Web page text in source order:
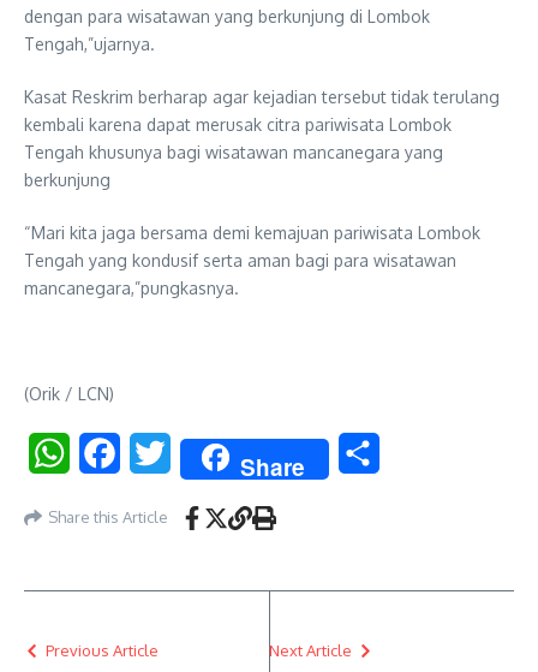
dengan para wisatawan yang berkunjung di Lombok
Tengah,”ujarnya.
Kasat Reskrim berharap agar kejadian tersebut tidak terulang
kembali karena dapat merusak citra pariwisata Lombok
Tengah khusunya bagi wisatawan mancanegara yang
berkunjung
“Mari kita jaga bersama demi kemajuan pariwisata Lombok
Tengah yang kondusif serta aman bagi para wisatawan
mancanegara,”pungkasnya.
(Orik / LCN)
WhatsAppFacebookTwitter Share
Share this Article
Previous Article Next Article